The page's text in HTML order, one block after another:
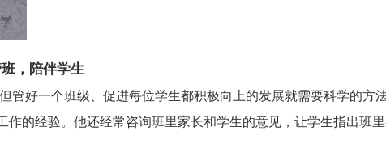
，陪伴学生
好一个班级、促进每位学生都积极向上的发展就需要科学的方
的经验。他还经常咨询班里家长和学生的意见，让学生指出班